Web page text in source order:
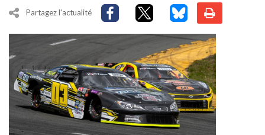
Partagez l'actualité